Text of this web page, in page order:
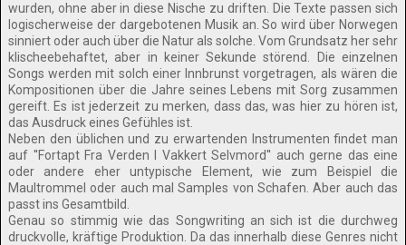
wurden, ohne aber in diese Nische zu driften. Die Texte passen sich
logischerweise der dargebotenen Musik an. So wird über Norwegen
sinniert oder auch über die Natur als solche. Vom Grundsatz her sehr
klischeebehaftet, aber in keiner Sekunde störend. Die einzelnen
Songs werden mit solch einer Innbrunst vorgetragen, als wären die
Kompositionen über die Jahre seines Lebens mit Sorg zusammen
gereift. Es ist jederzeit zu merken, dass das, was hier zu hören ist,
das Ausdruck eines Gefühles ist.
Neben den üblichen und zu erwartenden Instrumenten findet man
auf ''Fortapt Fra Verden I Vakkert Selvmord'' auch gerne das eine
oder andere eher untypische Element, wie zum Beispiel die
Maultrommel oder auch mal Samples von Schafen. Aber auch das
passt ins Gesamtbild.
Genau so stimmig wie das Songwriting an sich ist die durchweg
druckvolle, kräftige Produktion. Da das innerhalb diese Genres nicht